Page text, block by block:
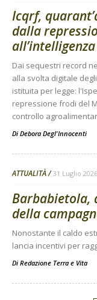
Icqrf,
dalla
Dai sequestri record
alla svolta digitale
istituita per legge:
repressione frodi del
controllo
Di Debora Degl'Innocenti
ATTUALITÀ 31 Luglio 2026
Barbabietola,
della
Nonostante il caldo
lancia incentivi per
Di Redazione Terra e Vita